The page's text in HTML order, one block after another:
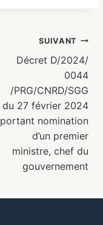
SUIVANT
Décret D/2024/
0044
/PRG/CNRD/SGG
du 27 février 2024
portant nomination
d’un premier
ministre, chef du
gouvernement